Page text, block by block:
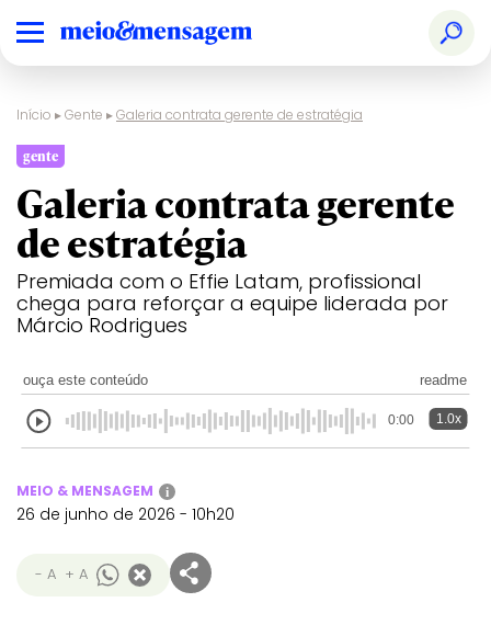
Início ▸Gente ▸Galeria contrata gerente de estratégia
gente
Galeria contrata gerente
de estratégia
Premiada com o Effie Latam, profissional
chega para reforçar a equipe liderada por
Márcio Rodrigues
ouça este conteúdo readme
0:00 1.0x
MEIO & MENSAGEM i
26 de junho de 2026 - 10h20
- A + A